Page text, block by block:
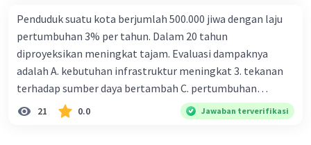
ceteris paribus maka .... a. Menimbulkan inflasi di mana
bentuk kurva jumlah uang beredar (penawaran uang) naik
dari kiri bawah ke kanan atas b. Menimbulkan deflasi di
mana bentuk kurva jumlah uang beredar (penawaran
uang) naik dari kiri bawah ke kanan atas c. Tingkat bunga
meningkat di mana bentuk kurva jumlah uang beredar
Penduduk suatu kota berjumlah 500.000 jiwa dengan laju
pertumbuhan 3% per tahun. Dalam 20 tahun
diproyeksikan meningkat tajam. Evaluasi dampaknya
adalah A. kebutuhan infrastruktur meningkat 3. tekanan
terhadap sumber daya bertambah C. pertumbuhan
eksponensial berdampak jangka panjang D. tidak
memengaruhi tata ruang E. proyeksi penduduk penting
21 0.0 Jawaban terverifikasi